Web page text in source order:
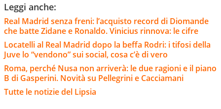
Leggi anche:
Real Madrid senza freni: l’acquisto record di Diomande
che batte Zidane e Ronaldo. Vinicius rinnova: le cifre
Locatelli al Real Madrid dopo la beffa Rodri: i tifosi della
Juve lo “vendono” sui social, cosa c’è di vero
Roma, perché Nusa non arriverà: le due ragioni e il piano
B di Gasperini. Novità su Pellegrini e Cacciamani
Tutte le notizie del Lipsia